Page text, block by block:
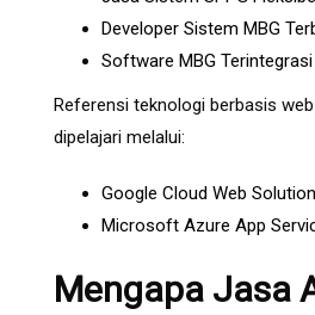
Developer Sistem MBG
Software MBG Terintegrasi
Referensi teknologi berbasis
dipelajari melalui:
Google Cloud Web
Microsoft Azure App
Mengapa Jasa